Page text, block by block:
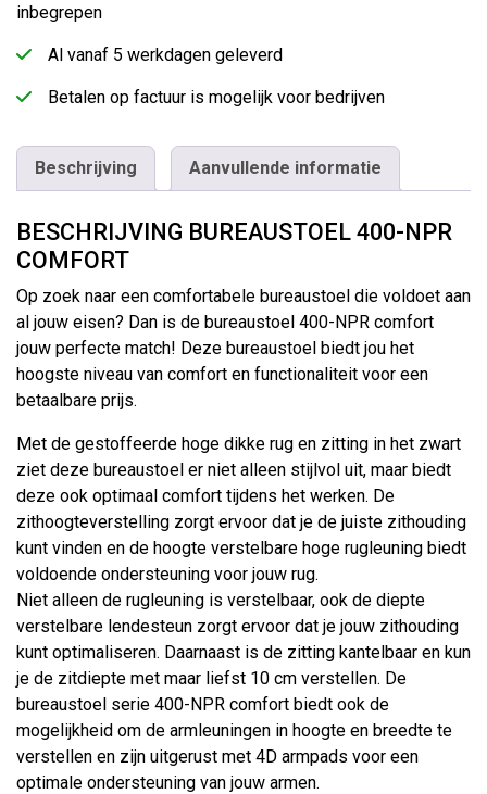
inbegrepen
Al vanaf 5 werkdagen geleverd
Betalen op factuur is mogelijk voor bedrijven
Beschrijving Aanvullende informatie
BESCHRIJVING BUREAUSTOEL 400-NPR
COMFORT
Op zoek naar een comfortabele bureaustoel die voldoet aan
al jouw eisen? Dan is de bureaustoel 400-NPR comfort
jouw perfecte match! Deze bureaustoel biedt jou het
hoogste niveau van comfort en functionaliteit voor een
betaalbare prijs.
Met de gestoffeerde hoge dikke rug en zitting in het zwart
ziet deze bureaustoel er niet alleen stijlvol uit, maar biedt
deze ook optimaal comfort tijdens het werken. De
zithoogteverstelling zorgt ervoor dat je de juiste zithouding
kunt vinden en de hoogte verstelbare hoge rugleuning biedt
voldoende ondersteuning voor jouw rug.
Niet alleen de rugleuning is verstelbaar, ook de diepte
verstelbare lendesteun zorgt ervoor dat je jouw zithouding
kunt optimaliseren. Daarnaast is de zitting kantelbaar en kun
je de zitdiepte met maar liefst 10 cm verstellen. De
bureaustoel serie 400-NPR comfort biedt ook de
mogelijkheid om de armleuningen in hoogte en breedte te
verstellen en zijn uitgerust met 4D armpads voor een
optimale ondersteuning van jouw armen.